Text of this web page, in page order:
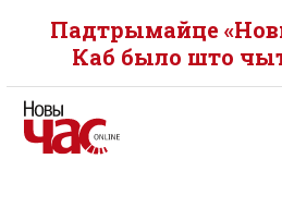
Падтрымайце
Каб было што